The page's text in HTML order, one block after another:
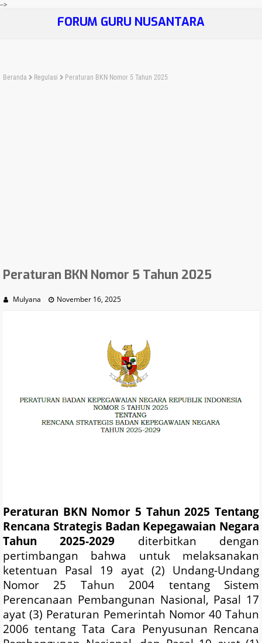
-->
FORUM GURU NUSANTARA
Beranda Regulasi Peraturan BKN Nomor 5 Tahun 2025
Peraturan BKN Nomor 5 Tahun 2025
Mulyana November 16, 2025
Peraturan BKN Nomor 5 Tahun 2025 Tentang
Rencana Strategis Badan Kepegawaian Negara
Tahun 2025-2029 diterbitkan dengan
pertimbangan bahwa untuk melaksanakan
ketentuan Pasal 19 ayat (2) Undang-Undang
Nomor 25 Tahun 2004 tentang Sistem
Perencanaan Pembangunan Nasional, Pasal 17
ayat (3) Peraturan Pemerintah Nomor 40 Tahun
2006 tentang Tata Cara Penyusunan Rencana